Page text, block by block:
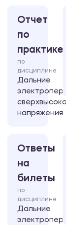
Отчет
по
практике
по
дисциплине
Дальние
напряжения
Ответы
на
билеты
по
дисциплине
Дальние